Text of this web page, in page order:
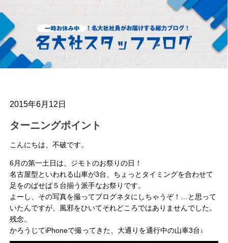
2015年6月12日
ターニングポイント
こんにちは、不破です。
6月の第一土日は、ジモトのお祭りの日！
名古屋型といわれる山車が3台、ちょっとタイミングを合わせて
足をのばせば５台揃う派手なお祭りです。
よーし、その写真を撮ってブログネタにしちゃうぞ！…と思って
いたんですが、風邪をひいてそれどころではありませんでした。
残念。
かろうじてiPhoneで撮ってきた、大通りを通行中の山車3台↓